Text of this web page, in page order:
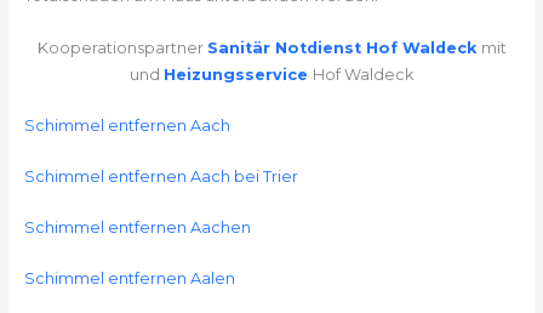
Kooperationspartner Sanitär Notdienst Hof Waldeck mit
und Heizungsservice Hof Waldeck
Schimmel entfernen Aach
Schimmel entfernen Aach bei Trier
Schimmel entfernen Aachen
Schimmel entfernen Aalen